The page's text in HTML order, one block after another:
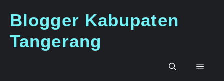
Blogger Kabupaten
Tangerang
Menu